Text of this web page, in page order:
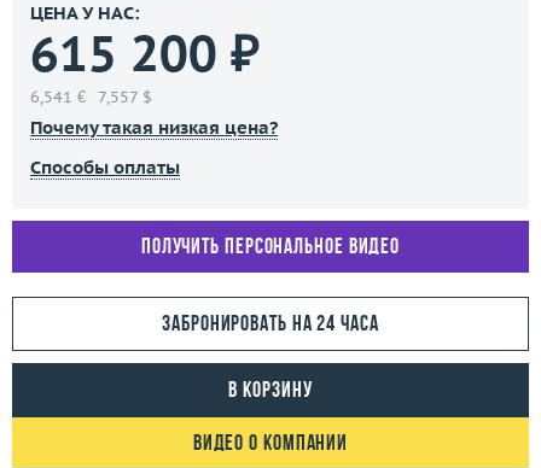
ЦЕНА У НАС:
615 200 ₽
6,541 € 7,557 $
Почему такая низкая цена?
Способы оплаты
Получить персональное видео
Забронировать на 24 часа
В корзину
Видео о компании